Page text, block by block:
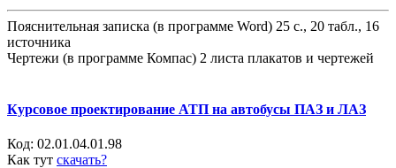
Пояснительная записка (в программе Word) 25 с., 20 табл., 16
источника
Чертежи (в программе Компас) 2 листа плакатов и чертежей
Курсовое проектирование АТП на автобусы ПАЗ и ЛАЗ
Код: 02.01.04.01.98
Как тут скачать?